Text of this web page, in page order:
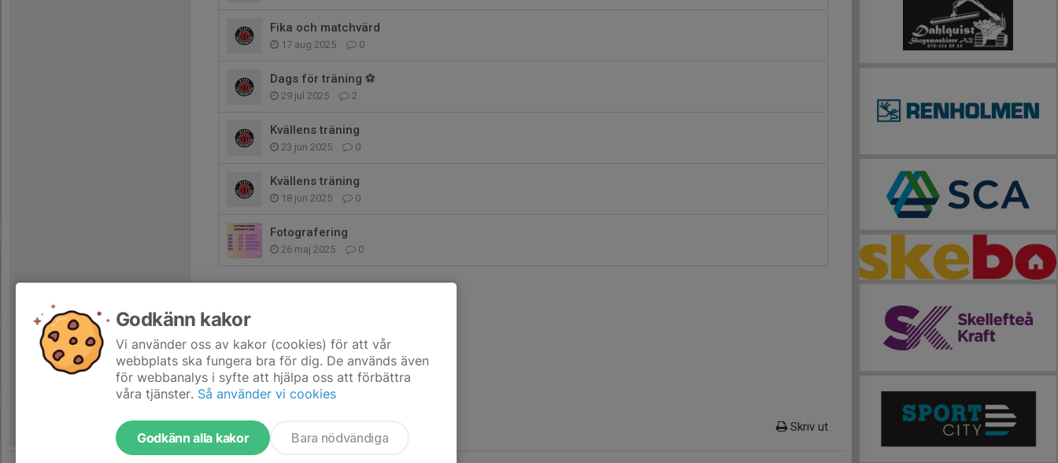
Fika och matchvärd
17 aug 2025 0
Dags för träning ⚽️
29 jul 2025 2
Kvällens träning
23 jun 2025 0
Kvällens träning
18 jun 2025 0
Fotografering
26 maj 2025 0
Skriv ut
Godkänn kakor
Vi använder oss av kakor (cookies) för att vår
webbplats ska fungera bra för dig. De används även
för webbanalys i syfte att hjälpa oss att förbättra
våra tjänster. Så använder vi cookies
Godkänn alla kakor Bara nödvändiga